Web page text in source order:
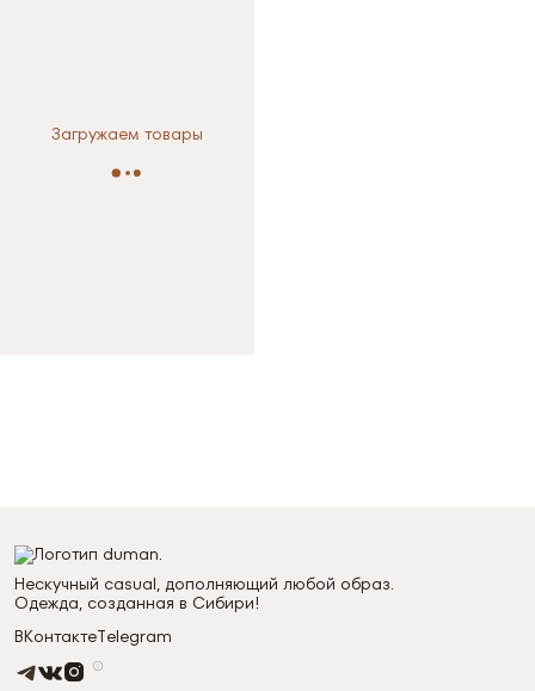
Загружаем товары
Нескучный casual, дополняющий любой образ.
Одежда, созданная в Сибири!
ВКонтактеTelegram